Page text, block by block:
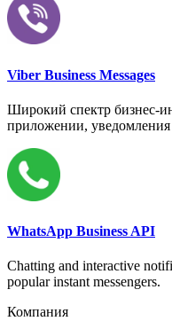
Viber Business Messages
Широкий спектр бизнес-
приложении, уведомления
WhatsApp Business API
Chatting and interactive
popular instant messengers.
Компания